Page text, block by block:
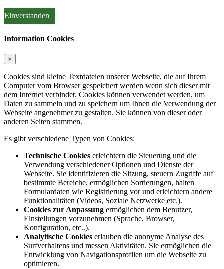
Einverstanden
Information Cookies
×
Cookies sind kleine Textdateien unserer Webseite, die auf Ihrem
Computer vom Browser gespeichert werden wenn sich dieser mit
dem Internet verbindet. Cookies können verwendet werden, um
Daten zu sammeln und zu speichern um Ihnen die Verwendung der
Webseite angenehmer zu gestalten. Sie können von dieser oder
anderen Seiten stammen.
Es gibt verschiedene Typen von Cookies:
Technische Cookies erleichtern die Steuerung und die
Verwendung verschiedener Optionen und Dienste der
Webseite. Sie identifizieren die Sitzung, steuern Zugriffe auf
bestimmte Bereiche, ermöglichen Sortierungen, halten
Formulardaten wie Registrierung vor und erleichtern andere
Funktionalitäten (Videos, Soziale Netzwerke etc.).
Cookies zur Anpassung ermöglichen dem Benutzer,
Einstellungen vorzunehmen (Sprache, Browser,
Konfiguration, etc..).
Analytische Cookies erlauben die anonyme Analyse des
Surfverhaltens und messen Aktivitäten. Sie ermöglichen die
Entwicklung von Navigationsprofilen um die Webseite zu
optimieren.